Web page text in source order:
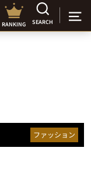
RANKING SEARCH
ファッション